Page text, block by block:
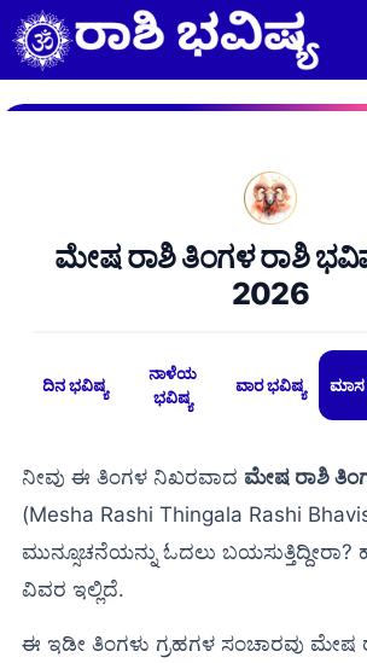
Skip
to
content
ಮೇಷ ರಾಶಿ ತಿಂಗಳ ರಾಶಿ
2026
ದಿನ ಭವಿಷ್ಯ
ನಾಳೆಯ
ಭವಿಷ್ಯ
ವಾರ ಭವಿಷ್ಯ ಮಾಸ
ನೀವು ಈ ತಿಂಗಳ ನಿಖರವಾದ ಮೇಷ ರಾಶಿ
(Mesha Rashi Thingala Rashi
ಮುನ್ಸೂಚನೆಯನ್ನು ಓದಲು ಬಯಸುತ್ತಿದ್ದೀರಾ?
ವಿವರ ಇಲ್ಲಿದೆ.
ಈ ಇಡೀ ತಿಂಗಳು ಗ್ರಹಗಳ ಸಂಚಾರವು